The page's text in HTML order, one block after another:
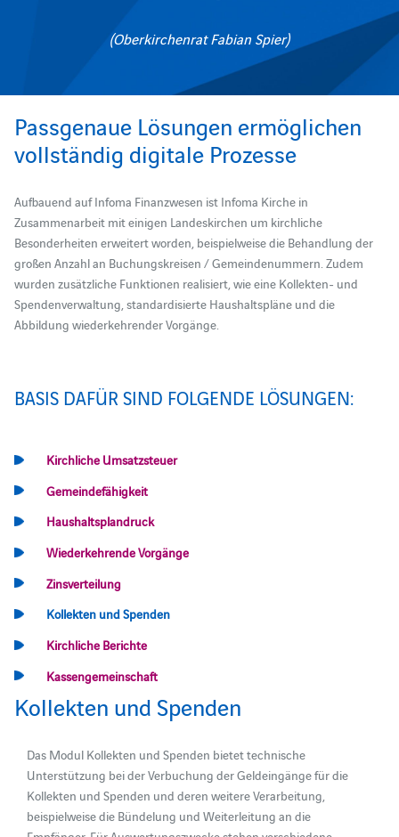
(Oberkirchenrat Fabian Spier)
Passgenaue Lösungen ermöglichen
vollständig digitale Prozesse
Aufbauend auf Infoma Finanzwesen ist Infoma Kirche in
Zusammenarbeit mit einigen Landeskirchen um kirchliche
Besonderheiten erweitert worden, beispielweise die Behandlung der
großen Anzahl an Buchungskreisen / Gemeindenummern. Zudem
wurden zusätzliche Funktionen realisiert, wie eine Kollekten- und
Spendenverwaltung, standardisierte Haushaltspläne und die
Abbildung wiederkehrender Vorgänge.
BASIS DAFÜR SIND FOLGENDE LÖSUNGEN:
Kirchliche Umsatzsteuer
Gemeindefähigkeit
Haushaltsplandruck
Wiederkehrende Vorgänge
Zinsverteilung
Kollekten und Spenden
Kirchliche Berichte
Kassengemeinschaft
Kollekten und Spenden
Das Modul Kollekten und Spenden bietet technische
Unterstützung bei der Verbuchung der Geldeingänge für die
Kollekten und Spenden und deren weitere Verarbeitung,
beispielweise die Bündelung und Weiterleitung an die